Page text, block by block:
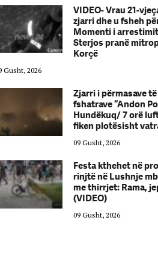
VIDEO- Vrau 21-
zjarri dhe u fsheh
Momenti i
Sterjos pranë
Korçë
Gusht, 2026
Zjarri i përmasave
fshatrave “Andon
Hundëkuq/ 7 orë
fiken plotësisht
09 Gusht, 2026
Festa kthehet në
rinjtë në Lushnje
me thirrjet: Rama,
(VIDEO)
09 Gusht, 2026